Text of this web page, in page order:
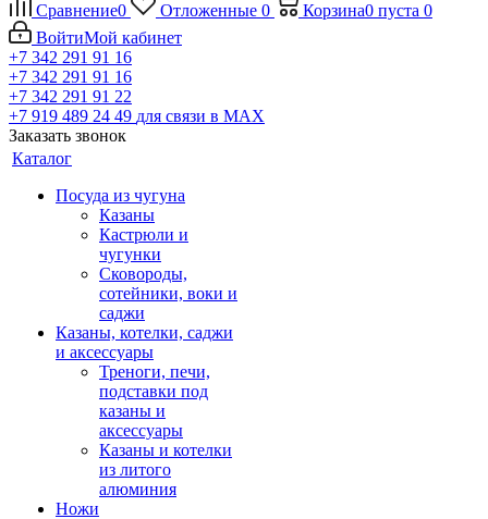
Сравнение0 Отложенные 0 Корзина0 пуста 0
ВойтиМой кабинет
+7 342 291 91 16
+7 342 291 91 16
+7 342 291 91 22
+7 919 489 24 49 для связи в МАХ
Заказать звонок
Каталог
Посуда из чугуна
Казаны
Кастрюли и
чугунки
Сковороды,
сотейники, воки и
саджи
Казаны, котелки, саджи
и аксессуары
Треноги, печи,
подставки под
казаны и
аксессуары
Казаны и котелки
из литого
алюминия
Ножи